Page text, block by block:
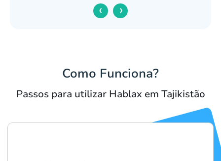
‹ ›
Como Funciona?
Passos para utilizar Hablax em Tajikistão